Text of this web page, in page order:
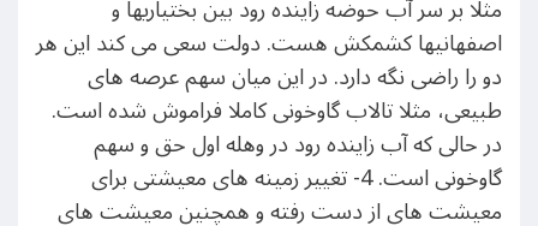
مثلا بر سر آب حوضه زاینده رود بین بختیاریها و
اصفهانیها کشمکش هست. دولت سعی می کند این هر
دو را راضی نگه دارد. در این میان سهم عرصه های
طبیعی، مثلا تالاب گاوخونی کاملا فراموش شده است.
در حالی که آب زاینده رود در وهله اول حق و سهم
گاوخونی است. 4- تغییر زمینه های معیشتی برای
معیشت های از دست رفته و همچنین معیشت های